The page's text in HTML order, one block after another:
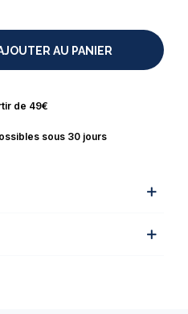
AU PANIER
de 49€
sous 30 jours